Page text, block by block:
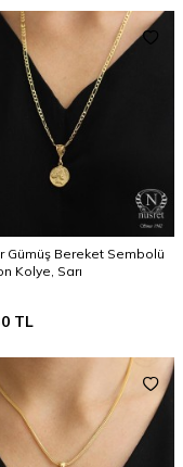
Gümüş Bereket Sembolü
Kolye, Sarı
TL